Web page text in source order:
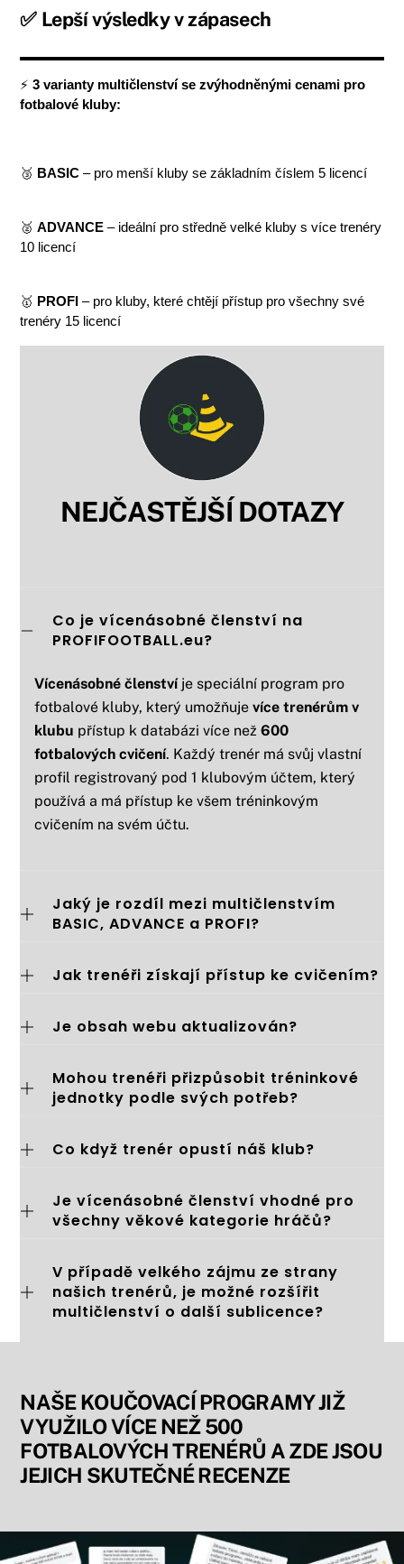
✅ Lepší výsledky v zápasech
⚡ 3 varianty multičlenství se zvýhodněnými cenami pro
fotbalové kluby:
🥉 BASIC – pro menší kluby se základním číslem 5 licencí
🥈 ADVANCE – ideální pro středně velké kluby s více trenéry
10 licencí
🥇 PROFI – pro kluby, které chtějí přístup pro všechny své
trenéry 15 licencí
NEJČASTĚJŠÍ DOTAZY
Co je vícenásobné členství na
PROFIFOOTBALL.eu?
Vícenásobné členstvíje speciální program pro
fotbalové kluby, který umožňujevíce trenérům v
klubu přístup k databázi více než600
fotbalových cvičení. Každý trenér má svůj vlastní
profil registrovaný pod 1 klubovým účtem, který
používá a má přístup ke všem tréninkovým
cvičením na svém účtu.
Jaký je rozdíl mezi multičlenstvím
BASIC, ADVANCE a PROFI?
Jak trenéři získají přístup ke cvičením?
Je obsah webu aktualizován?
Mohou trenéři přizpůsobit tréninkové
jednotky podle svých potřeb?
Co když trenér opustí náš klub?
Je vícenásobné členství vhodné pro
všechny věkové kategorie hráčů?
V případě velkého zájmu ze strany
našich trenérů, je možné rozšířit
multičlenství o další sublicence?
NAŠE KOUČOVACÍ PROGRAMY JIŽ
VYUŽILO VÍCE NEŽ 500
FOTBALOVÝCH TRENÉRŮ A ZDE JSOU
JEJICH SKUTEČNÉ RECENZE